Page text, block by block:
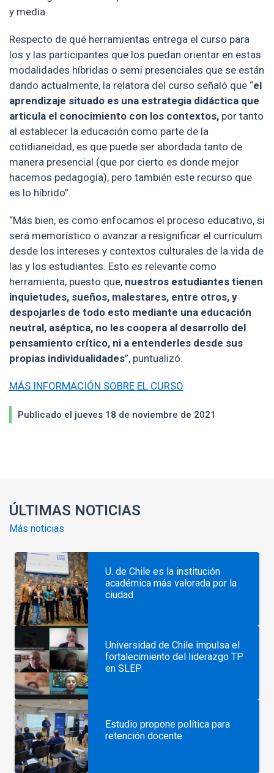
y media.
Respecto de qué herramientas entrega el curso para
los y las participantes que los puedan orientar en estas
modalidades híbridas o semi presenciales que se están
dando actualmente, la relatora del curso señaló que “el
aprendizaje situado es una estrategia didáctica que
articula el conocimiento con los contextos, por tanto
al establecer la educación como parte de la
cotidianeidad, es que puede ser abordada tanto de
manera presencial (que por cierto es donde mejor
hacemos pedagogía), pero también este recurso que
es lo híbrido”.
“Más bien, es como enfocamos el proceso educativo, si
será memorístico o avanzar a resignificar el currículum
desde los intereses y contextos culturales de la vida de
las y los estudiantes. Esto es relevante como
herramienta, puesto que, nuestros estudiantes tienen
inquietudes, sueños, malestares, entre otros, y
despojarles de todo esto mediante una educación
neutral, aséptica, no les coopera al desarrollo del
pensamiento crítico, ni a entenderles desde sus
propias individualidades”, puntualizó.
MÁS INFORMACIÓN SOBRE EL CURSO
Publicado el jueves 18 de noviembre de 2021
ÚLTIMAS NOTICIAS
Más noticias
U. de Chile es la institución
académica más valorada por la
ciudad
Universidad de Chile impulsa el
fortalecimiento del liderazgo TP
en SLEP
Estudio propone política para
retención docente